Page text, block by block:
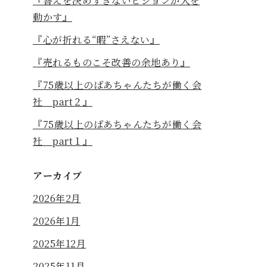
動かす』
『心が折れる“暇”さえない』
『売れるものこそ改善の余地あり』
『75歳以上のばあちゃんたちが働く会
社 part２』
『75歳以上のばあちゃんたちが働く会
社 part１』
アーカイブ
2026年2月
2026年1月
2025年12月